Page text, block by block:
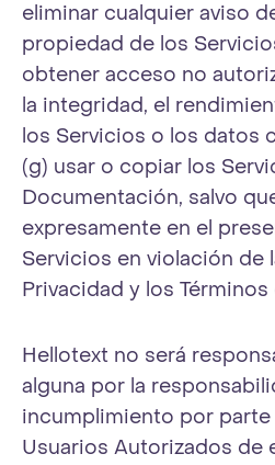
eliminar cualquier aviso
propiedad de los
obtener acceso no
la integridad, el
los Servicios o los datos
(g) usar o copiar los
Documentación, salvo
expresamente en el
Servicios en violación de
Privacidad y los
Hellotext no será
alguna por la
incumplimiento por
Usuarios Autorizados de